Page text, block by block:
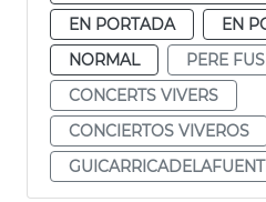
EN PORTADA
EN
NORMAL
PERE
CONCERTS VIVERS
CONCIERTOS VIVEROS